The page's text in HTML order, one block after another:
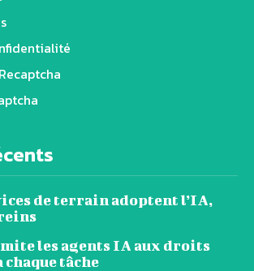
de terrain adoptent l’IA,
les agents IA aux droits
chaque tâche